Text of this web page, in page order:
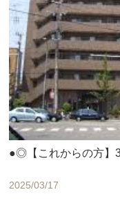
●◎【これからの方】
2025/03/17